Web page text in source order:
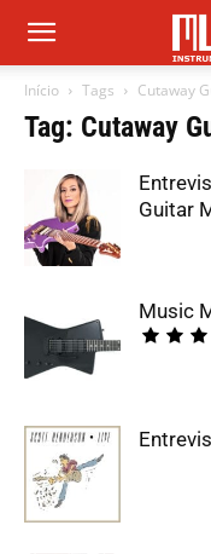
Início Tags Cutaway
Tag: Cutaway
Guitar
Music